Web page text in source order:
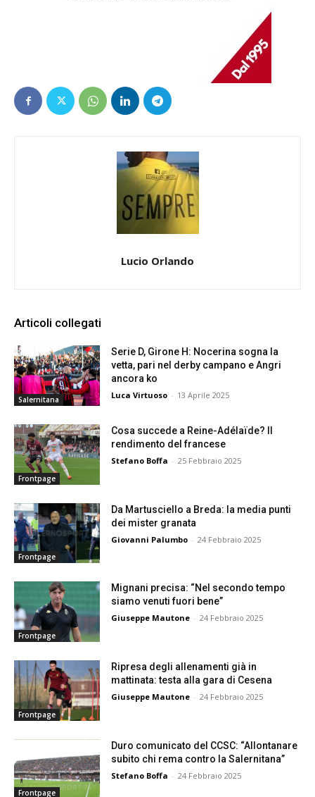
Lucio Orlando
Articoli collegati
Salernitana
Serie D, Girone H: Nocerina sogna la
vetta, pari nel derby campano e Angri
ancora ko
Luca Virtuoso - 13 Aprile 2025
Frontpage
Cosa succede a Reine-Adélaïde? Il
rendimento del francese
Stefano Boffa - 25 Febbraio 2025
Frontpage
Da Martusciello a Breda: la media punti
dei mister granata
Giovanni Palumbo - 24 Febbraio 2025
Frontpage
Mignani precisa: “Nel secondo tempo
siamo venuti fuori bene”
Giuseppe Mautone - 24 Febbraio 2025
Frontpage
Ripresa degli allenamenti già in
mattinata: testa alla gara di Cesena
Giuseppe Mautone - 24 Febbraio 2025
Frontpage
Duro comunicato del CCSC: “Allontanare
subito chi rema contro la Salernitana”
Stefano Boffa - 24 Febbraio 2025